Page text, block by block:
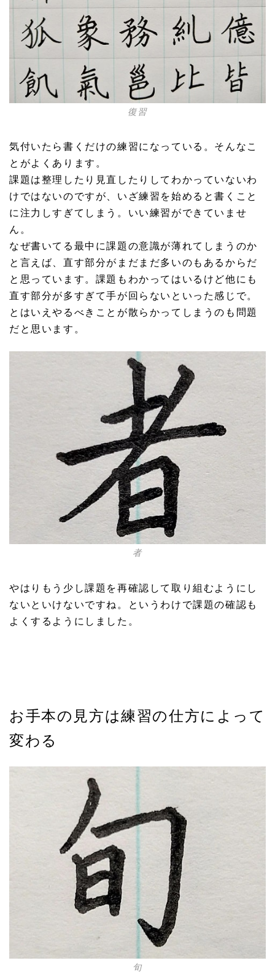
復習
気付いたら書くだけの練習になっている。そんなこ
とがよくあります。
課題は整理したり見直したりしてわかっていないわ
けではないのですが、いざ練習を始めると書くこと
に注力しすぎてしまう。いい練習ができていませ
ん。
なぜ書いてる最中に課題の意識が薄れてしまうのか
と言えば、直す部分がまだまだ多いのもあるからだ
と思っています。課題もわかってはいるけど他にも
直す部分が多すぎて手が回らないといった感じで。
とはいえやるべきことが散らかってしまうのも問題
だと思います。
者
やはりもう少し課題を再確認して取り組むようにし
ないといけないですね。というわけで課題の確認も
よくするようにしました。
お手本の見方は練習の仕方によって
変わる
旬